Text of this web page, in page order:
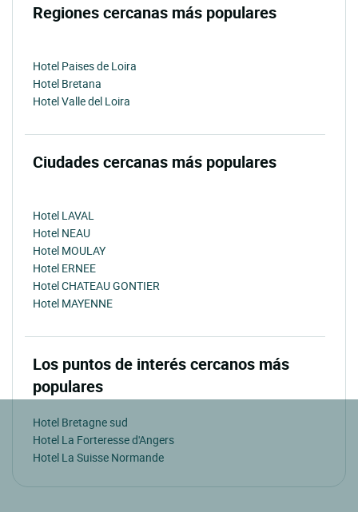
Regiones cercanas más populares
Hotel Paises de Loira
Hotel Bretana
Hotel Valle del Loira
Ciudades cercanas más populares
Hotel LAVAL
Hotel NEAU
Hotel MOULAY
Hotel ERNEE
Hotel CHATEAU GONTIER
Hotel MAYENNE
Los puntos de interés cercanos más
populares
Hotel Bretagne sud
Hotel La Forteresse d'Angers
Hotel La Suisse Normande